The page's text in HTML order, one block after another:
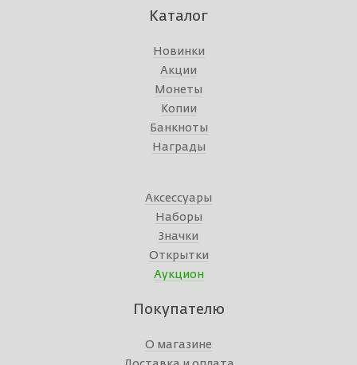
Каталог
Новинки
Акции
Монеты
Копии
Банкноты
Награды
Аксессуары
Наборы
Значки
Открытки
Аукцион
Покупателю
О магазине